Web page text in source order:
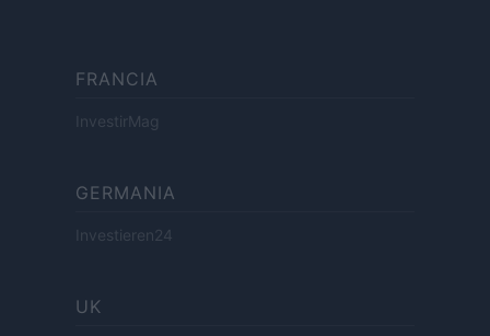
FRANCIA
InvestirMag
GERMANIA
Investieren24
UK